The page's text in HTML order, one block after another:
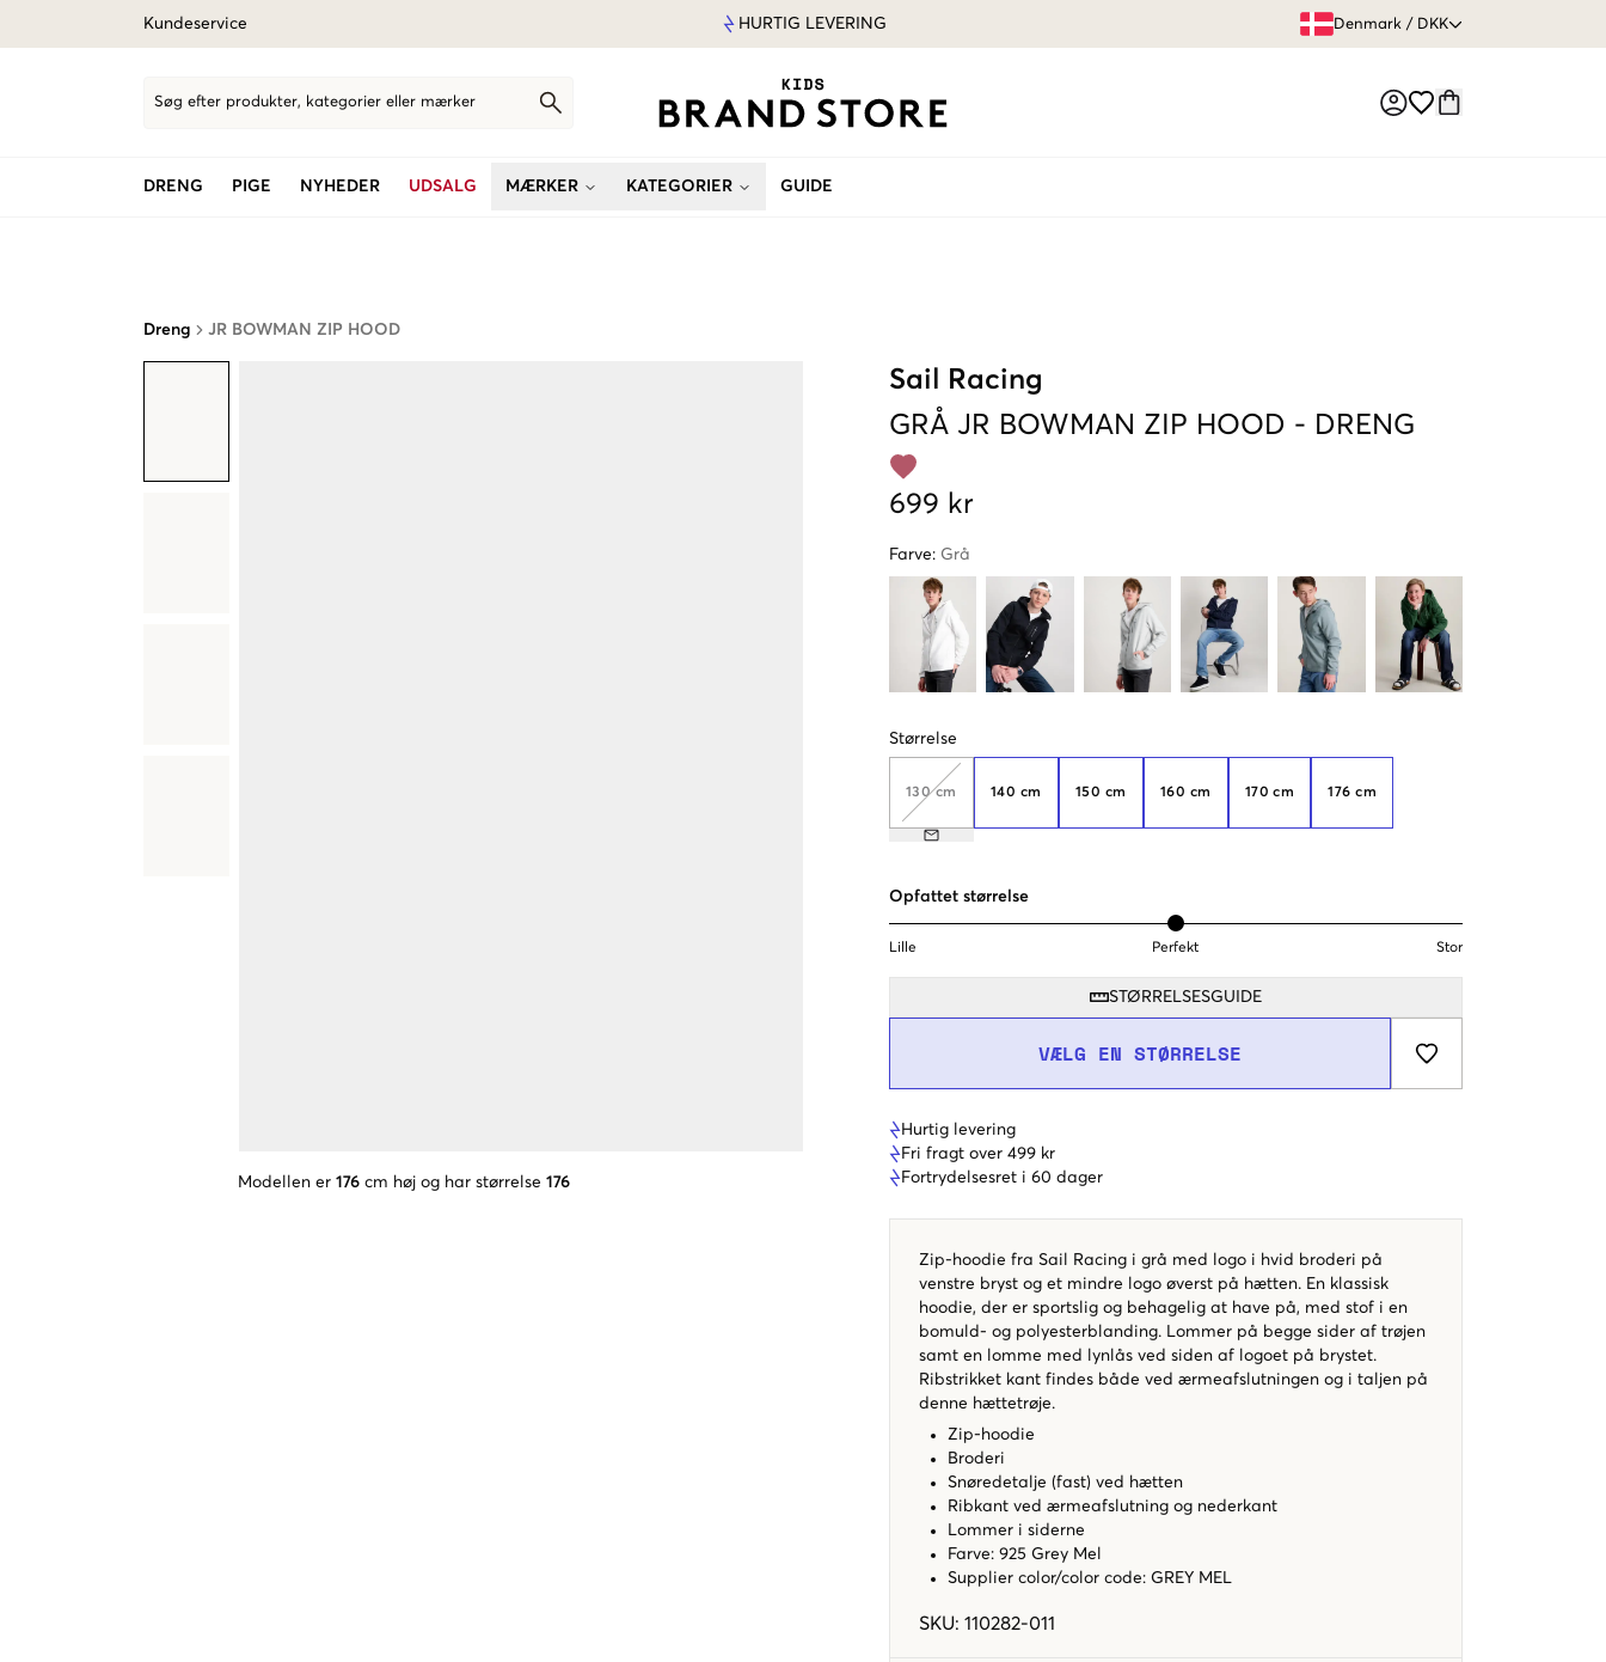
Kundeservice HURTIG LEVERING Denmark / DKK
Søg efter produkter, kategorier eller mærker
DRENG PIGE NYHEDER UDSALG MÆRKER KATEGORIER GUIDE
Dreng JR BOWMAN ZIP HOOD
Modellen er 176 cm høj og har størrelse 176
Sail Racing
GRÅ JR BOWMAN ZIP HOOD - DRENG
699 kr
Farve: Grå
Størrelse
130 cm 140 cm 150 cm 160 cm 170 cm 176 cm
Opfattet størrelse
Lille Perfekt Stor
STØRRELSESGUIDE
VÆLG EN STØRRELSE
Hurtig levering
Fri fragt over 499 kr
Fortrydelsesret i 60 dager
Zip-hoodie fra Sail Racing i grå med logo i hvid broderi på
venstre bryst og et mindre logo øverst på hætten. En klassisk
hoodie, der er sportslig og behagelig at have på, med stof i en
bomuld- og polyesterblanding. Lommer på begge sider af trøjen
samt en lomme med lynlås ved siden af logoet på brystet.
Ribstrikket kant findes både ved ærmeafslutningen og i taljen på
denne hættetrøje.
Zip-hoodie
Broderi
Snøredetalje (fast) ved hætten
Ribkant ved ærmeafslutning og nederkant
Lommer i siderne
Farve: 925 Grey Mel
Supplier color/color code: GREY MEL
SKU: 110282-011